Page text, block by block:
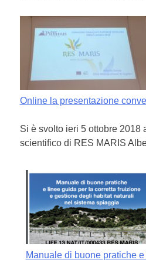
Online la presentazione
Si è svolto ieri 5 ottobre 2018
scientifico di RES MARIS
Manuale di buone pratiche